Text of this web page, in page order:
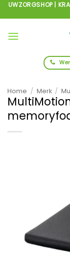
Ga
naar
inhoud
UWZORGSHOP |
Home / Merk /